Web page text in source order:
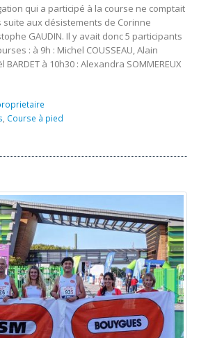
qui a participé à la course ne comptait
suite aux désistements de Corinne
GAUDIN. Il y avait donc 5 participants
: à 9h : Michel COUSSEAU, Alain
BARDET à 10h30 : Alexandra SOMMEREUX
Course à pied